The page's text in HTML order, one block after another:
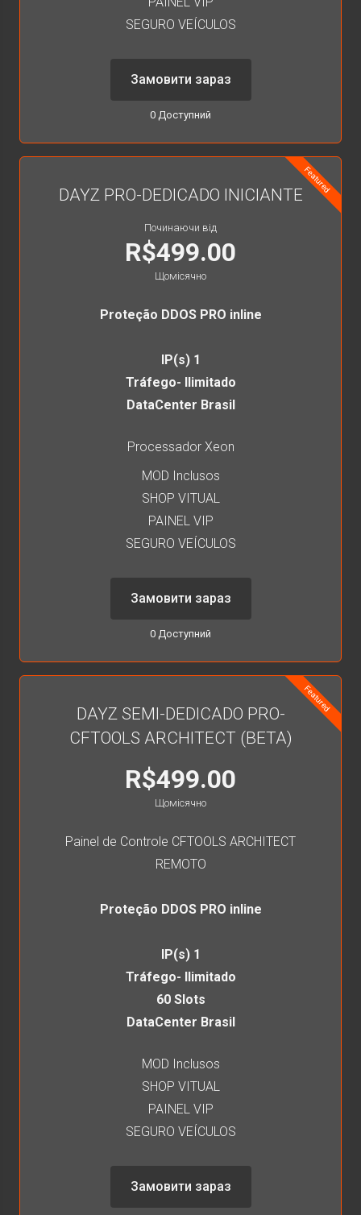
SEGURO VEÍCULOS
Замовити зараз
0 Доступний
Featured
DAYZ PRO-DEDICADO INICIANTE
Починаючи від
R$499.00
Щомісячно
Processador Xeon
MOD Inclusos
SHOP VITUAL
PAINEL VIP
SEGURO VEÍCULOS
Proteção DDOS PRO inline
IP(s) 1
Tráfego- Ilimitado
DataCenter Brasil
Замовити зараз
0 Доступний
Featured
DAYZ SEMI-DEDICADO PRO-
CFTOOLS ARCHITECT (BETA)
R$499.00
Щомісячно
MOD Inclusos
SHOP VITUAL
PAINEL VIP
SEGURO VEÍCULOS
Painel de Controle CFTOOLS ARCHITECT
REMOTO
Proteção DDOS PRO inline
IP(s) 1
Tráfego- Ilimitado
60 Slots
DataCenter Brasil
Замовити зараз